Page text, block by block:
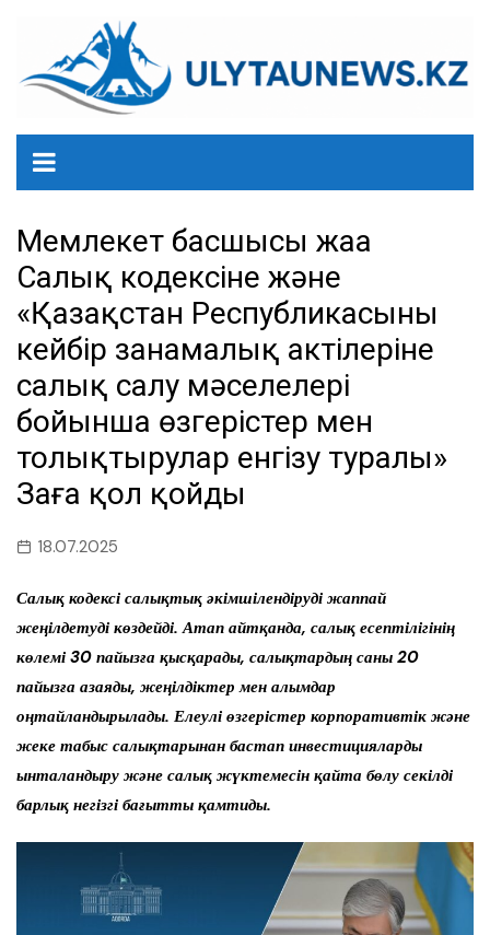
содержанию
Мемлекет басшысы жаңа
Салық кодексіне және
«Қазақстан Республикасының
кейбір заңнамалық актілеріне
салық салу мәселелері
бойынша өзгерістер мен
толықтырулар енгізу туралы»
Заңға қол қойды
18.07.2025
Салық кодексі салықтық әкімшілендіруді жаппай
жеңілдетуді көздейді. Атап айтқанда, салық есептілігінің
көлемі 30 пайызға қысқарады, салықтардың саны 20
пайызға азаяды, жеңілдіктер мен алымдар
оңтайландырылады. Елеулі өзгерістер корпоративтік және
жеке табыс салықтарынан бастап инвестицияларды
ынталандыру және салық жүктемесін қайта бөлу секілді
барлық негізгі бағытты қамтиды.